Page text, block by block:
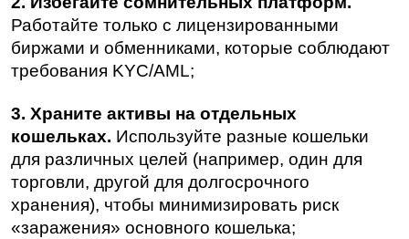
Работайте только с лицензированными
биржами и обменниками, которые соблюдают
требования KYC/AML;
3. Храните активы на отдельных
кошельках. Используйте разные кошельки
для различных целей (например, один для
торговли, другой для долгосрочного
хранения), чтобы минимизировать риск
«заражения» основного кошелька;